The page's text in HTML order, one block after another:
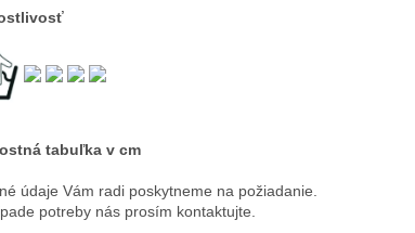
tabuľka v cm
údaje Vám radi poskytneme na požiadanie.
potreby nás prosím kontaktujte.